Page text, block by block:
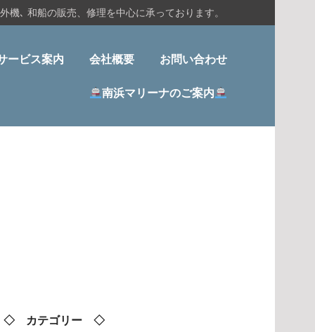
､ 和船の販売、修理を中心に承っております。
ービス案内 会社概要 お問い合わせ
南浜マリーナのご案内
◇ カテゴリー ◇